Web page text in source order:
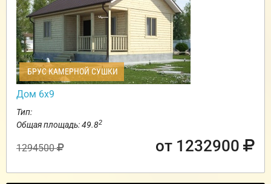
БРУС КАМЕРНОЙ СУШКИ
Дом 6х9
Тип:
Общая площадь: 49.82
1294500 от 1232900